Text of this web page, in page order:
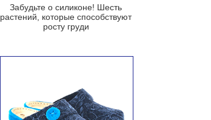
из рукколы
Португальский чесночный суп с
Ирландский картофельный суп
Суп из пастернака
Забудьте о силиконе! Шесть
растений, которые способствуют
росту груди